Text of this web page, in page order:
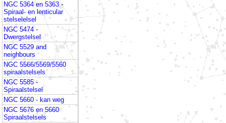
NGC 5364 en 5363 -
Spiraal- en lenticular
stelselelsel
NGC 5474 -
Dwergstelsel
NGC 5529 and
neighbours
NGC 5566/5569/5560
spiraalstelsels
NGC 5585 -
Spiraalstelsel
NGC 5660 - kan weg
NGC 5676 en 5660
Spiraalstelsels